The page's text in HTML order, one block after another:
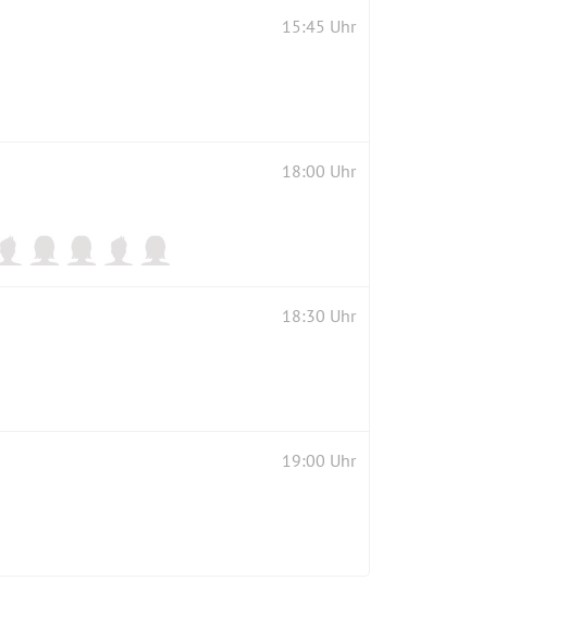
15:45 Uhr
18:00 Uhr
18:30 Uhr
19:00 Uhr